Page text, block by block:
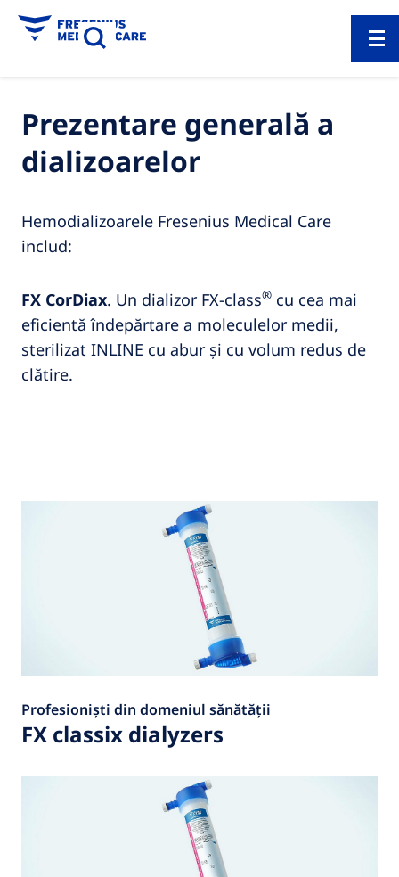
Prezentare generală a
dializoarelor
Hemodializoarele Fresenius Medical Care
includ:
FX CorDiax. Un dializor FX-class® cu cea mai
eficientă îndepărtare a moleculelor medii,
sterilizat INLINE cu abur și cu volum redus de
clătire.
Profesioniști din domeniul sănătății
FX classix dialyzers